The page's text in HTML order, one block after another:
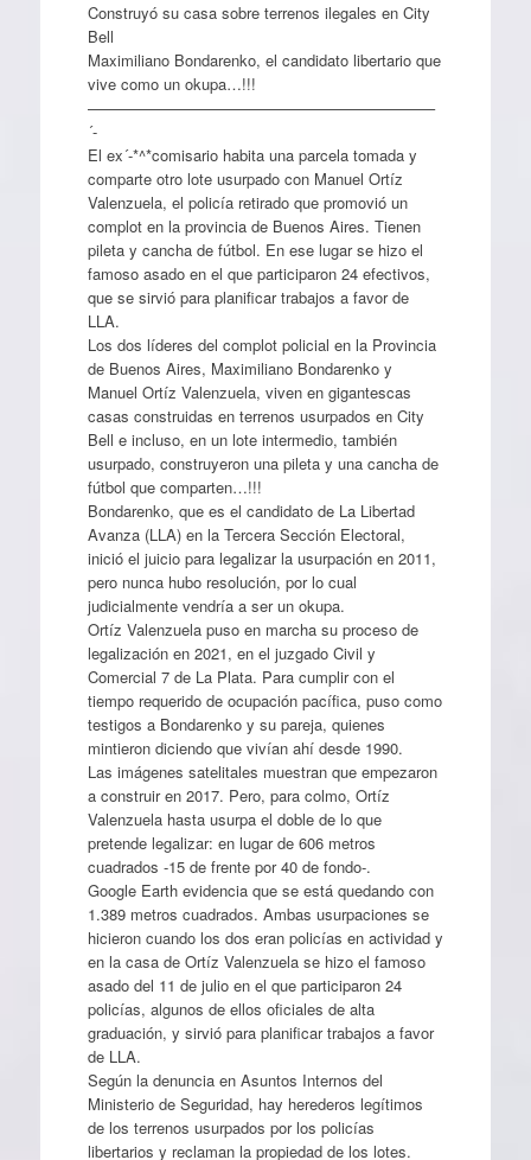
Construyó su casa sobre terrenos ilegales en City
Bell
Maximiliano Bondarenko, el candidato libertario que
vive como un okupa…!!!
——————————————————————–
´-
El ex´-*^*comisario habita una parcela tomada y
comparte otro lote usurpado con Manuel Ortíz
Valenzuela, el policía retirado que promovió un
complot en la provincia de Buenos Aires. Tienen
pileta y cancha de fútbol. En ese lugar se hizo el
famoso asado en el que participaron 24 efectivos,
que se sirvió para planificar trabajos a favor de
LLA.
Los dos líderes del complot policial en la Provincia
de Buenos Aires, Maximiliano Bondarenko y
Manuel Ortíz Valenzuela, viven en gigantescas
casas construidas en terrenos usurpados en City
Bell e incluso, en un lote intermedio, también
usurpado, construyeron una pileta y una cancha de
fútbol que comparten…!!!
Bondarenko, que es el candidato de La Libertad
Avanza (LLA) en la Tercera Sección Electoral,
inició el juicio para legalizar la usurpación en 2011,
pero nunca hubo resolución, por lo cual
judicialmente vendría a ser un okupa.
Ortíz Valenzuela puso en marcha su proceso de
legalización en 2021, en el juzgado Civil y
Comercial 7 de La Plata. Para cumplir con el
tiempo requerido de ocupación pacífica, puso como
testigos a Bondarenko y su pareja, quienes
mintieron diciendo que vivían ahí desde 1990.
Las imágenes satelitales muestran que empezaron
a construir en 2017. Pero, para colmo, Ortíz
Valenzuela hasta usurpa el doble de lo que
pretende legalizar: en lugar de 606 metros
cuadrados -15 de frente por 40 de fondo-.
Google Earth evidencia que se está quedando con
1.389 metros cuadrados. Ambas usurpaciones se
hicieron cuando los dos eran policías en actividad y
en la casa de Ortíz Valenzuela se hizo el famoso
asado del 11 de julio en el que participaron 24
policías, algunos de ellos oficiales de alta
graduación, y sirvió para planificar trabajos a favor
de LLA.
Según la denuncia en Asuntos Internos del
Ministerio de Seguridad, hay herederos legítimos
de los terrenos usurpados por los policías
libertarios y reclaman la propiedad de los lotes.